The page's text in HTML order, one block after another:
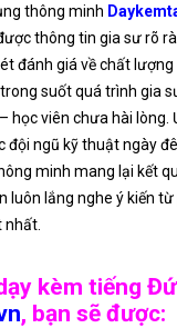
thông minh
thông tin gia sư rõ
đánh giá về chất
suốt quá trình gia
học viên chưa hài lòng.
đội ngũ kỹ thuật ngày
minh mang lại kết
luôn lắng nghe ý kiến
nhất.
kèm tiếng
, bạn sẽ được: